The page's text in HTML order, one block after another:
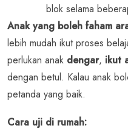
Anak yang boleh faham
lebih mudah ikut proses
perlukan anak dengar, ikut
dengan betul. Kalau anak
petanda yang baik.
Cara uji di rumah: